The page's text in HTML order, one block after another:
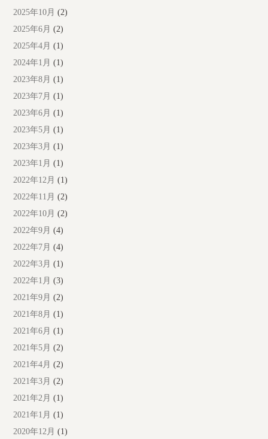
2025年10月 (2)
2025年6月 (2)
2025年4月 (1)
2024年1月 (1)
2023年8月 (1)
2023年7月 (1)
2023年6月 (1)
2023年5月 (1)
2023年3月 (1)
2023年1月 (1)
2022年12月 (1)
2022年11月 (2)
2022年10月 (2)
2022年9月 (4)
2022年7月 (4)
2022年3月 (1)
2022年1月 (3)
2021年9月 (2)
2021年8月 (1)
2021年6月 (1)
2021年5月 (2)
2021年4月 (2)
2021年3月 (2)
2021年2月 (1)
2021年1月 (1)
2020年12月 (1)